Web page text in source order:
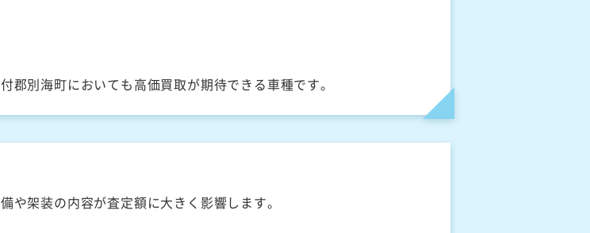
別海町においても高価買取が期待できる車種です。
や架装の内容が査定額に大きく影響します。